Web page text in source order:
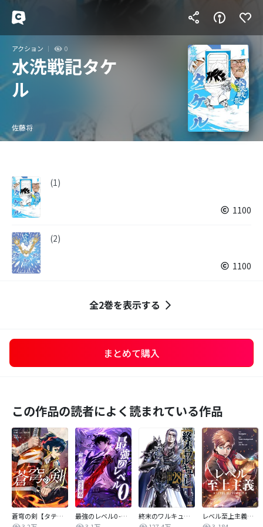
アクション 0
水洗戦記タケ
ル
佐藤将
(1)
1100
(2)
1100
全2巻を表示する
まとめて購入
この作品の読者によく読まれている作品
蒼穹の剣【タテヨミ】
最強のレベル0 -解析スキルで完全無双-【タテヨミ】
終末のワルキューレ
レベル至上主義【タテヨミ】